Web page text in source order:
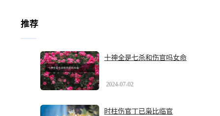
推荐
十神全是七杀和伤官吗女命
2024-07-02
时柱伤官丁已枭比临官